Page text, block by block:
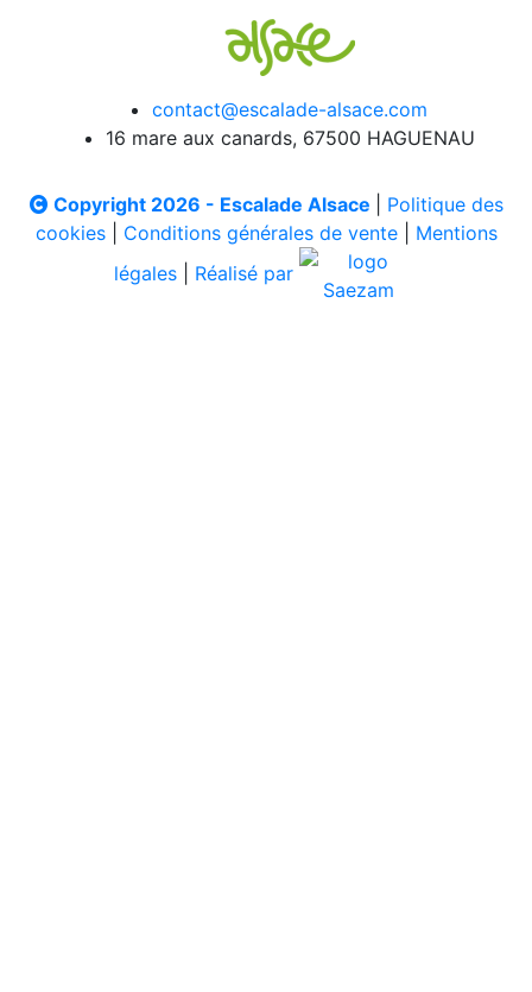
contact@escalade-alsace.com
16 mare aux canards, 67500 HAGUENAU
Copyright 2026 - Escalade Alsace
Politique des
cookies| Conditions générales de vente| Mentions
légales
Réalisé par